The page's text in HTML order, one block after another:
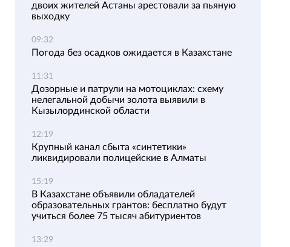
двоих жителей Астаны арестовали за пьяную
выходку
09:32
Погода без осадков ожидается в Казахстане
11:31
Дозорные и патрули на мотоциклах: схему
нелегальной добычи золота выявили в
Кызылординской области
12:19
Крупный канал сбыта «синтетики»
ликвидировали полицейские в Алматы
15:19
В Казахстане объявили обладателей
образовательных грантов: бесплатно будут
учиться более 75 тысяч абитуриентов
13:29